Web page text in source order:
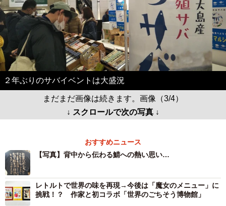
２年ぶりのサバイベントは大盛況
まだまだ画像は続きます。画像（3/4）
↓ スクロールで次の写真 ↓
おすすめニュース
【写真】背中から伝わる鯖への熱い思い…
レトルトで世界の味を再現→今後は「魔女のメニュー」に
挑戦！？ 作家と初コラボ「世界のごちそう博物館」